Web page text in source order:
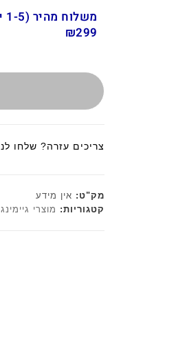
₪299
צריכים עזרה? שלחו
מק"ט: אין מידע
קטגוריות: מוצרי גיימינג